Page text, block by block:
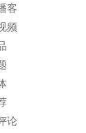
客
频
论